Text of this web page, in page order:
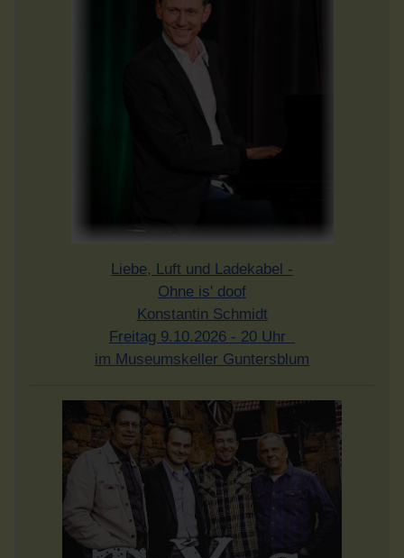
Liebe, Luft und Ladekabel -
Ohne is' doof
Konstantin Schmidt
Freitag 9.10.2026 - 20 Uhr
im Museumskeller Guntersblum